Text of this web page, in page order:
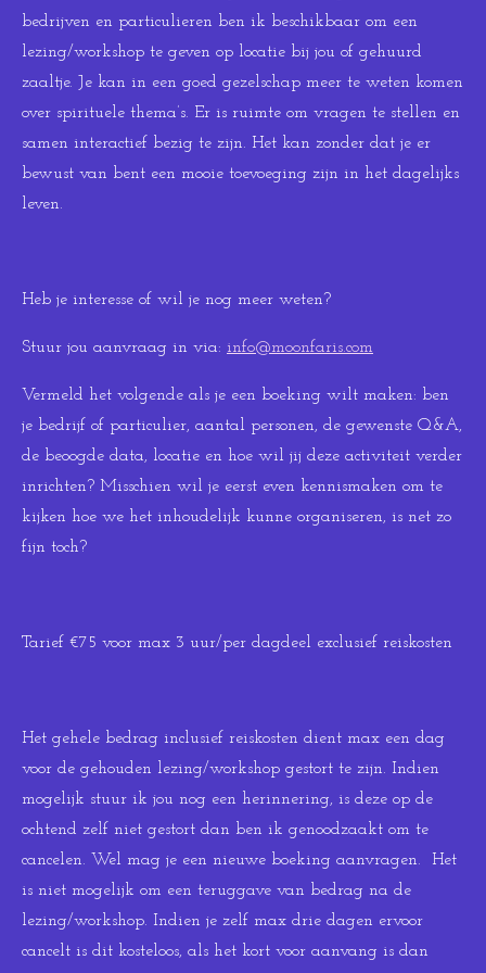
bedrijven en particulieren ben ik beschikbaar om een
lezing/workshop te geven op locatie bij jou of gehuurd
zaaltje. Je kan in een goed gezelschap meer te weten komen
over spirituele thema’s. Er is ruimte om vragen te stellen en
samen interactief bezig te zijn. Het kan zonder dat je er
bewust van bent een mooie toevoeging zijn in het dagelijks
leven.
Heb je interesse of wil je nog meer weten?
Stuur jou aanvraag in via: info@moonfaris.com
Vermeld het volgende als je een boeking wilt maken: ben
je bedrijf of particulier, aantal personen, de gewenste Q&A,
de beoogde data, locatie en hoe wil jij deze activiteit verder
inrichten? Misschien wil je eerst even kennismaken om te
kijken hoe we het inhoudelijk kunne organiseren, is net zo
fijn toch?
Tarief €75 voor max 3 uur/per dagdeel exclusief reiskosten
Het gehele bedrag inclusief reiskosten dient max een dag
voor de gehouden lezing/workshop gestort te zijn. Indien
mogelijk stuur ik jou nog een herinnering, is deze op de
ochtend zelf niet gestort dan ben ik genoodzaakt om te
cancelen. Wel mag je een nieuwe boeking aanvragen. Het
is niet mogelijk om een teruggave van bedrag na de
lezing/workshop. Indien je zelf max drie dagen ervoor
cancelt is dit kosteloos, als het kort voor aanvang is dan